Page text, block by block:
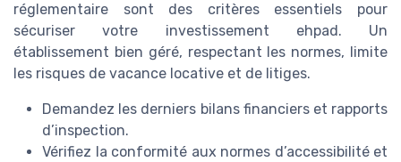
réglementaire sont des critères essentiels pour
sécuriser votre investissement ehpad. Un
établissement bien géré, respectant les normes, limite
les risques de vacance locative et de litiges.
Demandez les derniers bilans financiers et rapports
d’inspection.
Vérifiez la conformité aux normes d’accessibilité et